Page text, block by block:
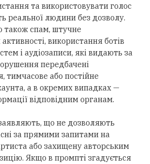
та використовувати голос
реальної людини без дозволу.
також спам, штучне
використання ботів
і аудіозаписи, які видають за
передбачені
тимчасове або постійне
а в окремих випадках —
відповідним органам.
що не дозволяють
за прямими запитами на
або захищену авторським
Якщо в промпті згадується